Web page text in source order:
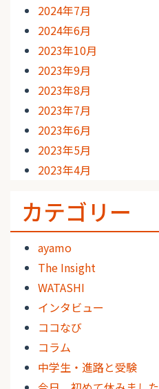
2024年7月
2024年6月
2023年10月
2023年9月
2023年8月
2023年7月
2023年6月
2023年5月
2023年4月
カテゴリー
ayamo
The Insight
WATASHI
インタビュー
ココなび
コラム
中学生・進路と受験